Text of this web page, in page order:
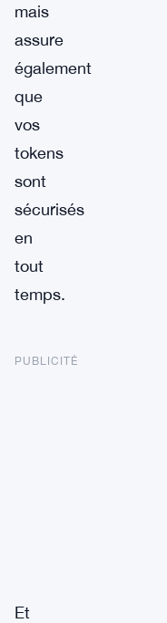
mais
assure
également
que
vos
tokens
sont
sécurisés
en
tout
temps.
PUBLICITÉ
Et